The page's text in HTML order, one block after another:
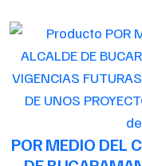
POR MEDIO DEL